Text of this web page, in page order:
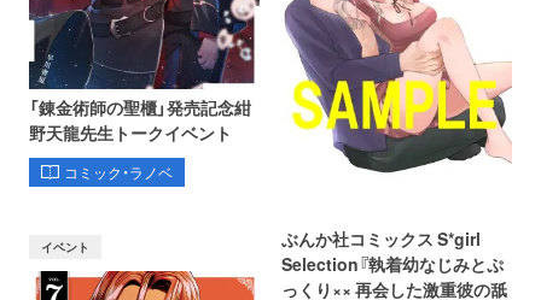
「錬金術師の聖櫃」発売記念紺
野天龍先生トークイベント
コミック・ラノベ
ぶんか社コミックス S*girl
Selection『執着幼なじみとぷ
っくり×× 再会した激重彼の舐
イベント